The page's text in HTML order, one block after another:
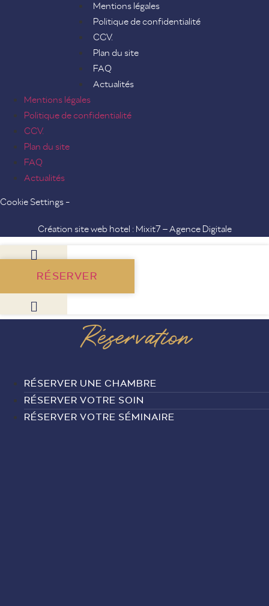
Mentions légales
Politique de confidentialité
CGV.
Plan du site
FAQ
Actualités
Mentions légales
Politique de confidentialité
CGV.
Plan du site
FAQ
Actualités
Cookie Settings -
Création site web hotel : Mixit7 – Agence Digitale
RÉSERVER
Réservation
RÉSERVER UNE CHAMBRE
RÉSERVER VOTRE SOIN
RÉSERVER VOTRE SÉMINAIRE